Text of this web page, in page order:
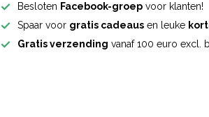
Besloten Facebook-groep voor klanten!
Spaar voor gratis cadeaus en leuke
Gratis verzending vanaf 100 euro excl.